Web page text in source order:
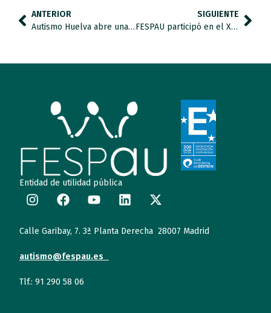
ANTERIOR
Autismo Huelva abre una nueva sede en Corteconcepción.
SIGUIENTE
FESPAU participó en el XIII Congreso Internacional de Autismo-Europa
Entidad de utilidad pública
Calle Garibay, 7. 3ª Planta Derecha 28007 Madrid
autismo@fespau.es
Tlf.: 91 290 58 06